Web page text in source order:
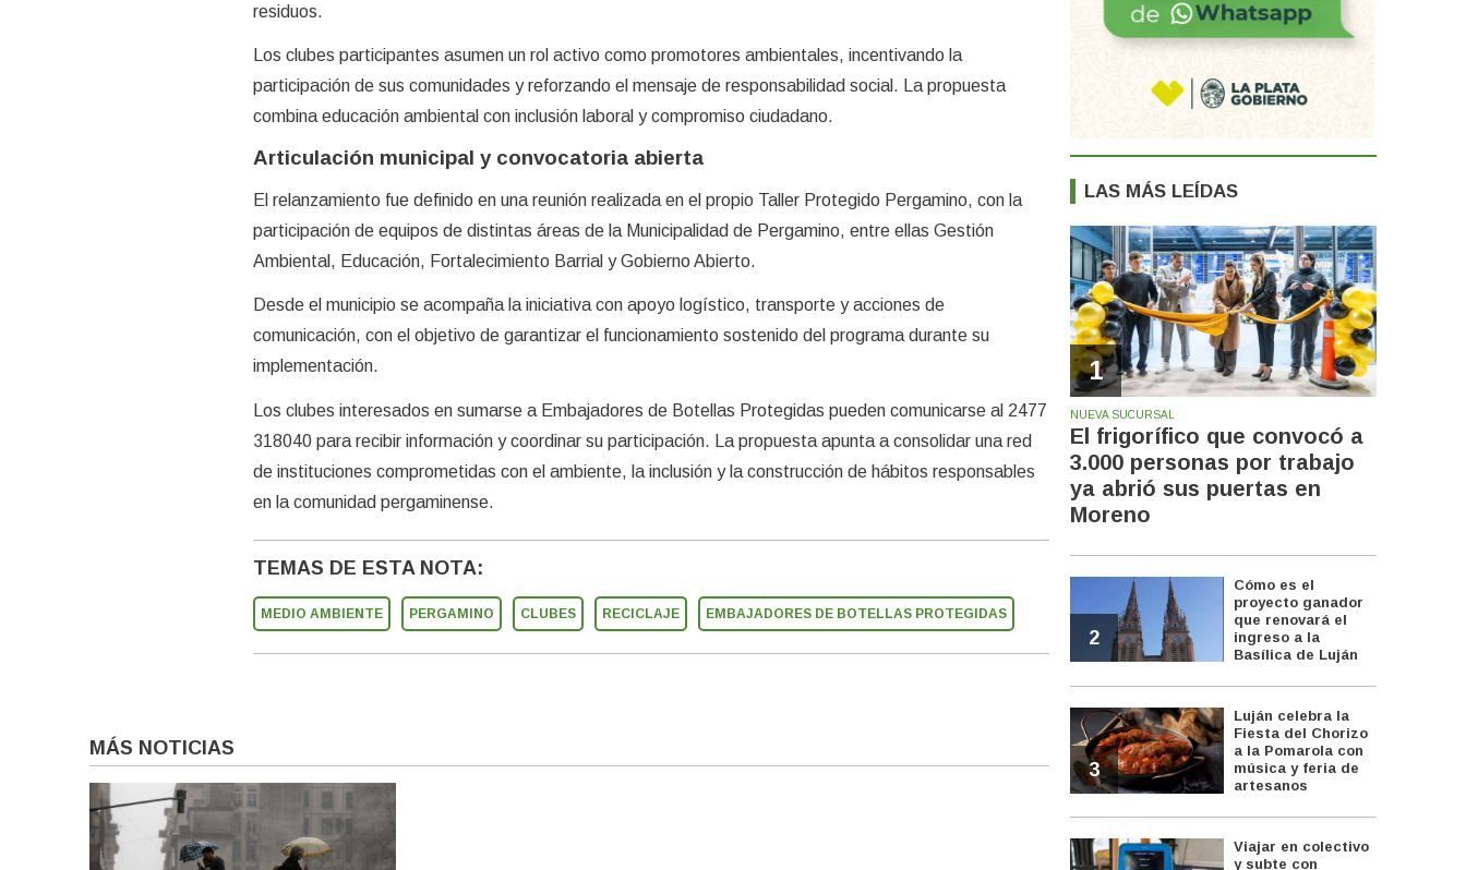
residuos.
Los clubes participantes asumen un rol activo como promotores ambientales, incentivando la
participación de sus comunidades y reforzando el mensaje de responsabilidad social. La propuesta
combina educación ambiental con inclusión laboral y compromiso ciudadano.
Articulación municipal y convocatoria abierta
El relanzamiento fue definido en una reunión realizada en el propio Taller Protegido Pergamino, con la
participación de equipos de distintas áreas de la Municipalidad de Pergamino, entre ellas Gestión
Ambiental, Educación, Fortalecimiento Barrial y Gobierno Abierto.
Desde el municipio se acompaña la iniciativa con apoyo logístico, transporte y acciones de
comunicación, con el objetivo de garantizar el funcionamiento sostenido del programa durante su
implementación.
Los clubes interesados en sumarse a Embajadores de Botellas Protegidas pueden comunicarse al 2477
318040 para recibir información y coordinar su participación. La propuesta apunta a consolidar una red
de instituciones comprometidas con el ambiente, la inclusión y la construcción de hábitos responsables
en la comunidad pergaminense.
TEMAS DE ESTA NOTA:
MEDIO AMBIENTE PERGAMINO CLUBES RECICLAJE EMBAJADORES DE BOTELLAS PROTEGIDAS
MÁS NOTICIAS
LAS MÁS LEÍDAS
1
NUEVA SUCURSAL
El frigorífico que convocó a
3.000 personas por trabajo
ya abrió sus puertas en
Moreno
2
Cómo es el
proyecto ganador
que renovará el
ingreso a la
Basílica de Luján
3
Luján celebra la
Fiesta del Chorizo
a la Pomarola con
música y feria de
artesanos
Viajar en colectivo
y subte con